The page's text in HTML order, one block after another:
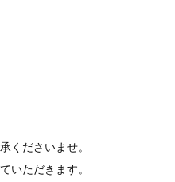
くださいませ。
いただきます。